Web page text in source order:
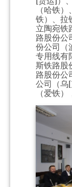
（哈铁
铁）、拉
立陶宛铁
路股份公
份公司（
专用线有
斯铁路股
路股份公
公司（乌
（爱铁